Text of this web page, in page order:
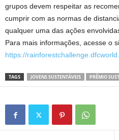
grupos devem respeitar as
cumprir com as normas de
qualquer uma das ações
Para mais informações, acesse o
https://
TAGS JOVENS SUSTENTÁVEIS PRÊMIO